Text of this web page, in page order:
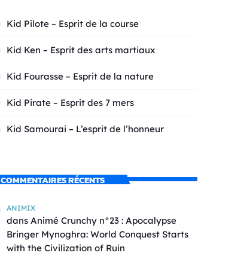
Kid Pilote – Esprit de la course
Kid Ken – Esprit des arts martiaux
Kid Fourasse – Esprit de la nature
Kid Pirate – Esprit des 7 mers
Kid Samourai – L’esprit de l’honneur
COMMENTAIRES RÉCENTS
ANIMIX
dans Animé Crunchy n°23 : Apocalypse
Bringer Mynoghra: World Conquest Starts
with the Civilization of Ruin